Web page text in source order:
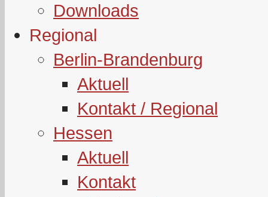
Downloads
Regional
Berlin-Brandenburg
Aktuell
Kontakt / Regional
Hessen
Aktuell
Kontakt